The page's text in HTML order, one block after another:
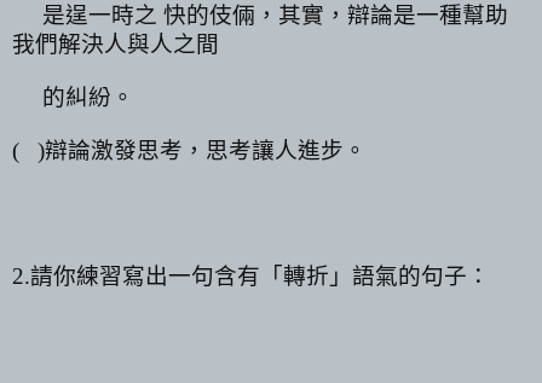
是逞一時之 快的伎倆，其實，辯論是一種幫助
我們解決人與人之間
的糾紛。
( )辯論激發思考，思考讓人進步。
2.請你練習寫出一句含有「轉折」語氣的句子：